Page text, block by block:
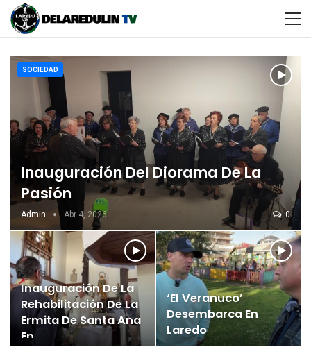
SOCIEDAD
Inauguración Del Diorama De La
Pasión
Admin Abr 4, 2026 0
Inauguración De La
Rehabilitación De La
Ermita De Santa Ana
En…
‘El Veranuco’
Desembarca En
Laredo